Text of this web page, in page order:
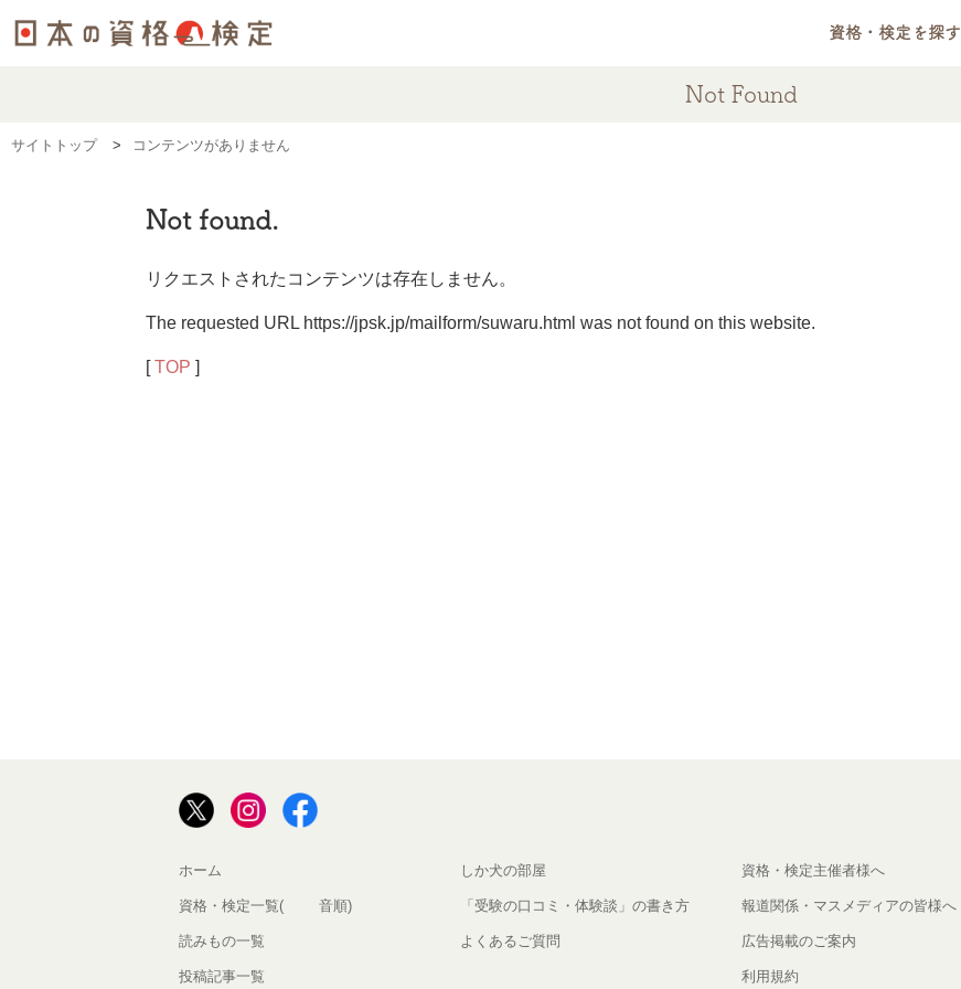
資格・検定を探す
Not Found
サイトトップ コンテンツがありません
Not found.
リクエストされたコンテンツは存在しません。
The requested URL https://jpsk.jp/mailform/suwaru.html was not found on this website.
[TOP ]
ホーム
資格・検定一覧(50音順)
読みもの一覧
投稿記事一覧
しか犬の部屋
「受験の口コミ・体験談」の書き方
よくあるご質問
資格・検定主催者様へ
報道関係・マスメディアの皆様へ
広告掲載のご案内
利用規約